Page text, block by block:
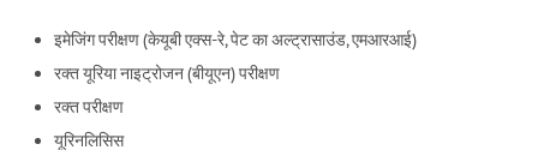
इमेजिंग परीक्षण (केयूबी एक्स-रे, पेट का अल्ट्रासाउंड, एमआरआई)
रक्त यूरिया नाइट्रोजन (बीयूएन) परीक्षण
रक्त परीक्षण
यूरिनलिसिस